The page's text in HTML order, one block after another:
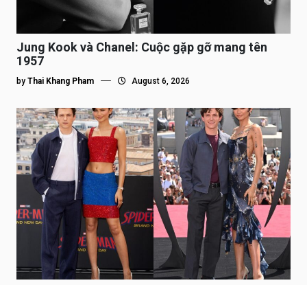
Jung Kook và Chanel: Cuộc gặp gỡ mang tên
1957
by Thai Khang Pham August 6, 2026